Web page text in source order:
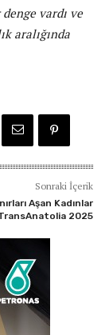
vardı ve
aralığında
Sonraki İçerik
Aşan Kadınlar
2025